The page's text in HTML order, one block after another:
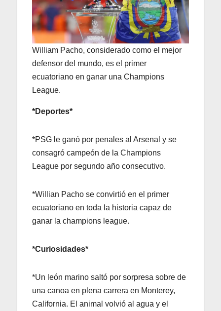
William Pacho, considerado como el mejor
defensor del mundo, es el primer
ecuatoriano en ganar una Champions
League.
*Deportes*
*PSG le ganó por penales al Arsenal y se
consagró campeón de la Champions
League por segundo año consecutivo.
*Willian Pacho se convirtió en el primer
ecuatoriano en toda la historia capaz de
ganar la champions league.
*Curiosidades*
*Un león marino saltó por sorpresa sobre de
una canoa en plena carrera en Monterey,
California. El animal volvió al agua y el